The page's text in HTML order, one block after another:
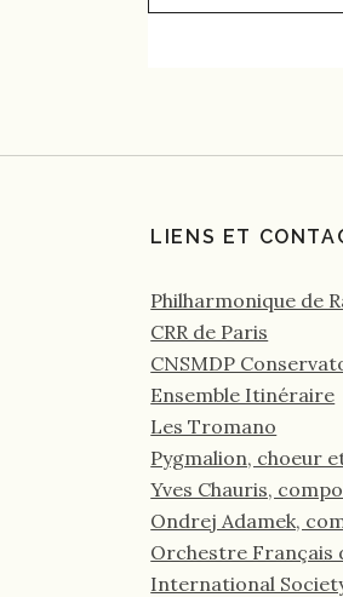
LIENS ET
Philharmonique de
CRR de Paris
CNSMDP
Ensemble Itinéraire
Les Tromano
Pygmalion, choeur
Yves Chauris,
Ondrej Adamek,
Orchestre Français
International